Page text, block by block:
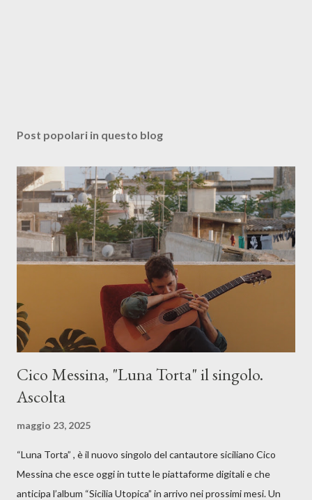
Post popolari in questo blog
Cico Messina, "Luna Torta" il singolo.
Ascolta
maggio 23, 2025
“Luna Torta” , è il nuovo singolo del cantautore siciliano Cico
Messina che esce oggi in tutte le piattaforme digitali e che
anticipa l’album “Sicilia Utopica” in arrivo nei prossimi mesi. Un